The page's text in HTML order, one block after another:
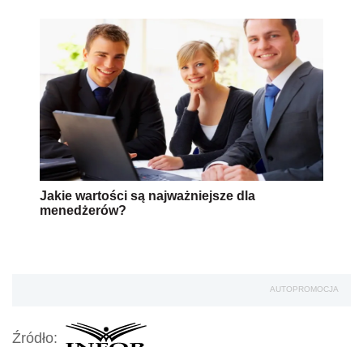
Jakie wartości są najważniejsze dla
menedżerów?
AUTOPROMOCJA
Źródło: